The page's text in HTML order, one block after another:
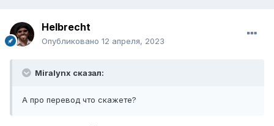
Helbreсht
Опубликовано 12 апреля, 2023
Miralynx сказал:
А про перевод что скажете?